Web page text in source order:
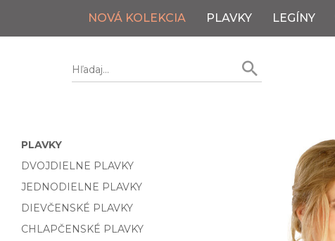
NOVÁ KOLEKCIA PLAVKY LEGÍNY
PLAVKY
DVOJDIELNE PLAVKY
JEDNODIELNE PLAVKY
DIEVČENSKÉ PLAVKY
CHLAPČENSKÉ PLAVKY